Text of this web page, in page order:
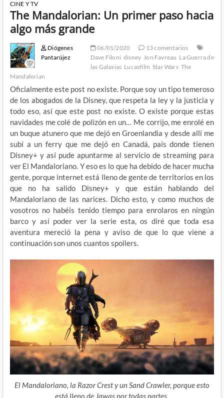
CINE Y TV
The Mandalorian: Un primer paso hacia
algo más grande
Diógenes
Pantarújez
06/01/2020
13 comentarios
Dave Filoni disney Jon Favreau La Guerra de
las Galaxias Lucasfilm Star Wars The
Mandalorian
Oficialmente este post no existe. Porque soy un tipo temeroso
de los abogados de la Disney, que respeta la ley y la justicia y
todo eso, así que este post no existe. O existe porque estas
navidades me colé de polizón en un… Me corrijo, me enrolé en
un buque atunero que me dejó en Groenlandia y desde allí me
subí a un ferry que me dejó en Canadá, país donde tienen
Disney+ y así pude apuntarme al servicio de streaming para
ver El Mandaloriano. Y eso es lo que ha debido de hacer mucha
gente, porque internet está lleno de gente de territorios en los
que no ha salido Disney+ y que están hablando del
Mandaloriano de las narices. Dicho esto, y como muchos de
vosotros no habéis tenido tiempo para enrolaros en ningún
barco y así poder ver la serie esta, os diré que toda esa
aventura mereció la pena y aviso de que lo que viene a
continuación son unos cuantos spoilers.
El Mandaloriano, la Razor Crest y un Sand Crawler, porque esto
está lleno de Jawas por todas partes.